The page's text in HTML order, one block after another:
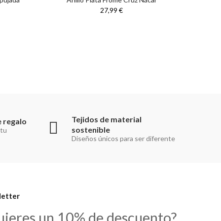
27,99 €
regalo
Tejidos de material
sostenible
Diseños únicos para ser diferente
un 10% de descuento?